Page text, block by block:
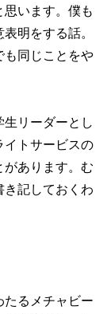
います。僕も
明をする話。
も同じことをや
リーダーとし
イトサービスの
があります。む
き記しておくわ
たるメチャビー